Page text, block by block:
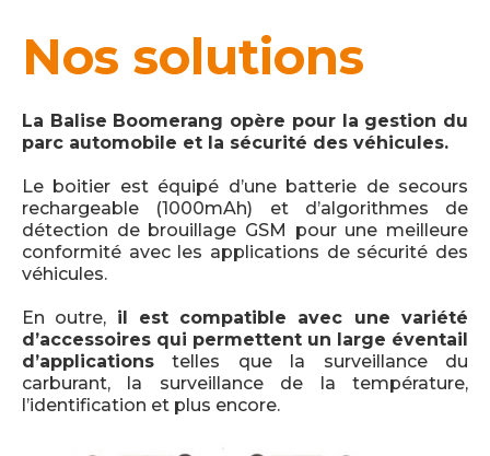
Nos solutions
La Balise Boomerang opère pour la gestion du
parc automobile et la sécurité des véhicules.
Le boitier est équipé d’une batterie de secours
rechargeable (1000mAh) et d’algorithmes de
détection de brouillage GSM pour une meilleure
conformité avec les applications de sécurité des
véhicules.
En outre, il est compatible avec une variété
d’accessoires qui permettent un large éventail
d’applications telles que la surveillance du
carburant, la surveillance de la température,
l’identification et plus encore.